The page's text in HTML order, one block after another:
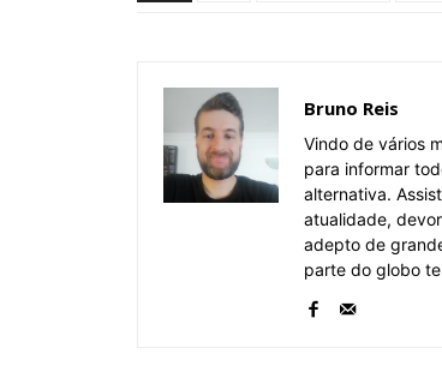
Bruno Reis
Vindo de vários
para informar
alternativa.
atualidade,
adepto de
parte do globo